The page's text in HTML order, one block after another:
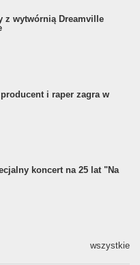
z wytwórnią Dreamville
i raper zagra w
koncert na 25 lat "Na
wszystkie